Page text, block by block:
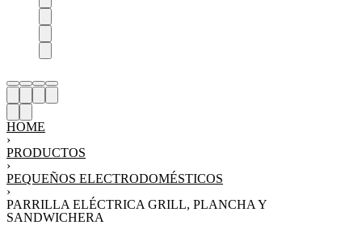
HOME
›
PRODUCTOS
›
PEQUEÑOS ELECTRODOMÉSTICOS
›
PARRILLA ELÉCTRICA GRILL, PLANCHA Y
SANDWICHERA